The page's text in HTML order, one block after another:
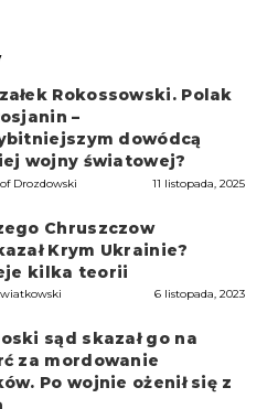
Rokossowski. Polak
–
dowódcą
wojny światowej?
Drozdowski 11 listopada, 2025
Chruszczow
Krym Ukrainie?
kilka teorii
6 listopada, 2023
sąd skazał go na
za mordowanie
Po wojnie ożenił się z